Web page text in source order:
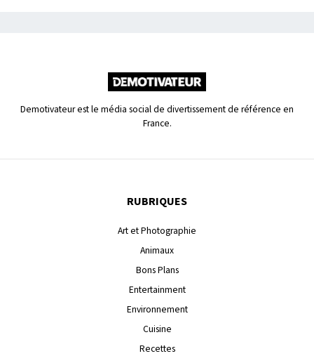
Demotivateur est le média social de divertissement de référence en
France.
RUBRIQUES
Art et Photographie
Animaux
Bons Plans
Entertainment
Environnement
Cuisine
Recettes